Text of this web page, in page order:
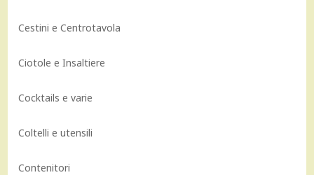
Cestini e Centrotavola
Ciotole e Insaltiere
Cocktails e varie
Coltelli e utensili
Contenitori